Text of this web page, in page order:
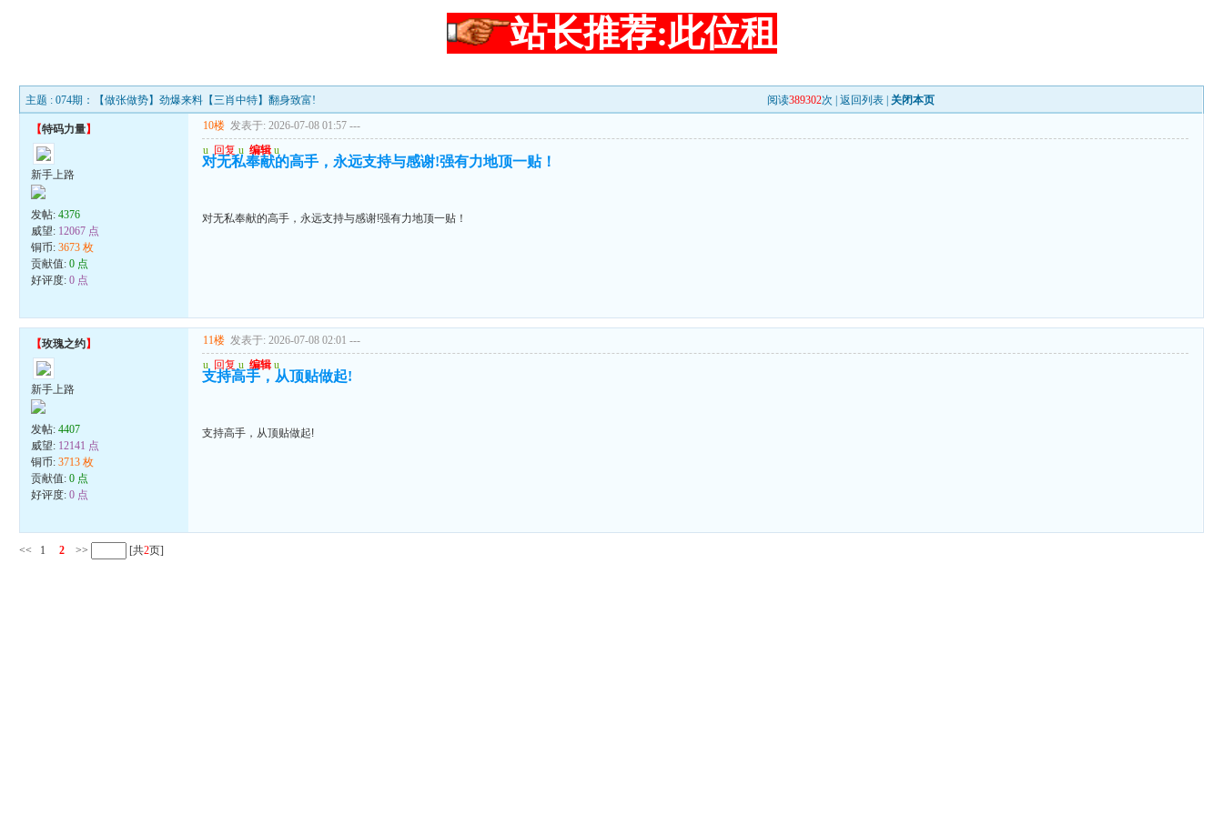
站长推荐:此位租
主题 : 074期：【做张做势】劲爆来料【三肖中特】翻身致富! 阅读389302次 |返回列表 关闭本页
【特码力量】
新手上路
发帖:4376
威望: 12067 点
铜币:3673 枚
贡献值:0 点
好评度:0 点
10楼 发表于: 2026-07-08 01:57 ---
u 回复 u 编辑 u
对无私奉献的高手，永远支持与感谢!强有力地顶一贴！
对无私奉献的高手，永远支持与感谢!强有力地顶一贴！
【玫瑰之约】
新手上路
发帖:4407
威望: 12141 点
铜币:3713 枚
贡献值:0 点
好评度:0 点
11楼 发表于: 2026-07-08 02:01 ---
u 回复 u 编辑 u
支持高手，从顶贴做起!
支持高手，从顶贴做起!
<< 1 2 >> [共2页]